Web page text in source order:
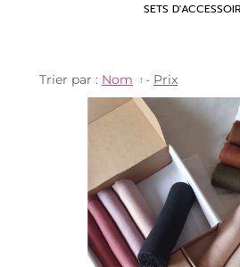
SETS
Trier par : Nom - Prix